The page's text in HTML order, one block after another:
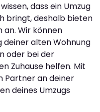
dass ein Umzug
bringt, deshalb bieten
an. Wir können
deiner alten Wohnung
oder bei der
Zuhause helfen. Mit
Partner an deiner
deines Umzugs